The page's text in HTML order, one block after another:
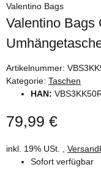
Valentino Bags
Valentino Bags
Artikelnummer:
Kategorie: Taschen
HAN:
79,99 €
inkl. 19% USt. ,
Sofort verfügbar